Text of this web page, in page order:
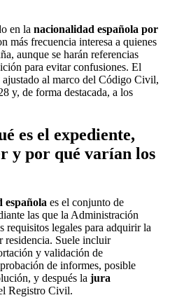
en la nacionalidad española por
más frecuencia interesa a quienes
aunque se harán referencias
para evitar confusiones. El
al marco del Código Civil,
y, de forma destacada, a los
es el expediente,
y por qué varían los
española es el conjunto de
las que la Administración
requisitos legales para adquirir la
residencia. Suele incluir
y validación de
de informes, posible
y después la jura
Registro Civil.